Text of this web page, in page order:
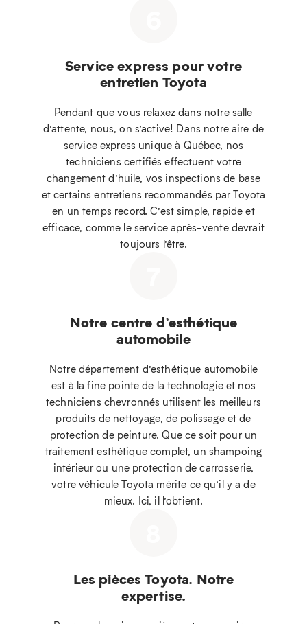
Service express pour votre
entretien Toyota
Pendant que vous relaxez dans notre salle
d’attente, nous, on s’active! Dans notre aire de
service express unique à Québec, nos
techniciens certifiés effectuent votre
changement d’huile, vos inspections de base
et certains entretiens recommandés par Toyota
en un temps record. C’est simple, rapide et
efficace, comme le service après-vente devrait
toujours l’être.
Notre centre d’esthétique
automobile
Notre département d’esthétique automobile
est à la fine pointe de la technologie et nos
techniciens chevronnés utilisent les meilleurs
produits de nettoyage, de polissage et de
protection de peinture. Que ce soit pour un
traitement esthétique complet, un shampoing
intérieur ou une protection de carrosserie,
votre véhicule Toyota mérite ce qu’il y a de
mieux. Ici, il l’obtient.
Les pièces Toyota. Notre
expertise.